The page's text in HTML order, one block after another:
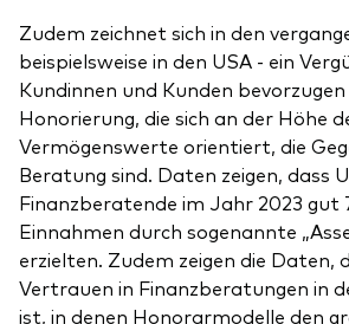
Zudem zeichnet sich in den
beispielsweise in den USA - ein
Kundinnen und Kunden bevorzugen
Honorierung, die sich an der Höhe
Vermögenswerte orientiert, die
Beratung sind. Daten zeigen, dass
Finanzberatende im Jahr 2023 gut
Einnahmen durch sogenannte
erzielten. Zudem zeigen die Daten,
Vertrauen in Finanzberatungen in
ist, in denen Honorarmodelle den